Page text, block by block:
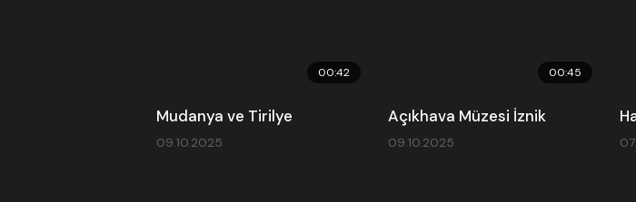
00:42
Mudanya ve Tirilye
09.10.2025
00:45
Açıkhava Müzesi İznik
09.10.2025